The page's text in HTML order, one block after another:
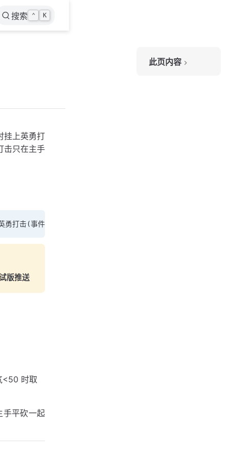
搜索 ⌃ K
此页内容
使用方法
挂上英勇打
击只在主手
打击(事件回调)
版推送
<50 时取
手平砍一起